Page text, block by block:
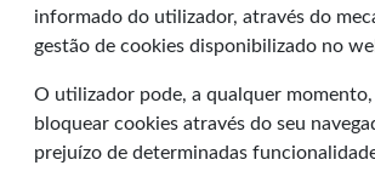
informado do utilizador, através do
gestão de cookies disponibilizado no
O utilizador pode, a qualquer
bloquear cookies através do seu
prejuízo de determinadas